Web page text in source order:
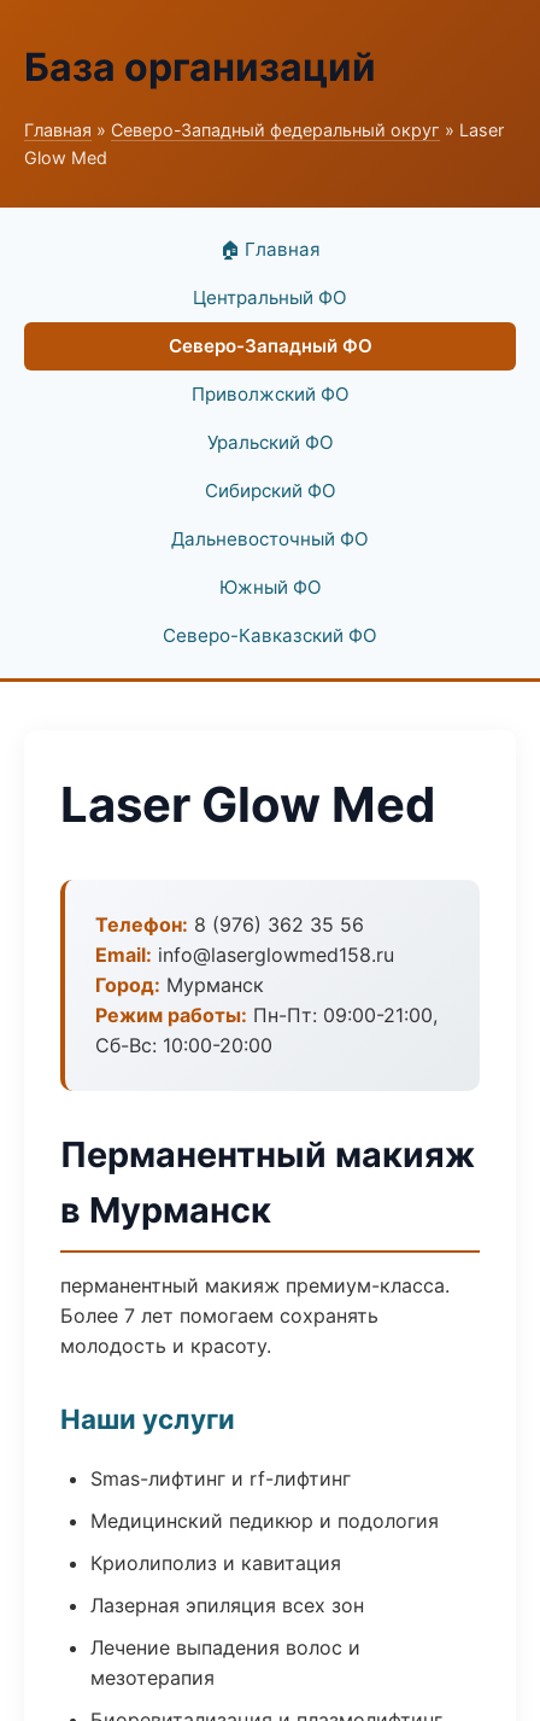
База организаций
Главная » Северо-Западный федеральный округ » Laser
Glow Med
🏠 Главная
Центральный ФО
Северо-Западный ФО
Приволжский ФО
Уральский ФО
Сибирский ФО
Дальневосточный ФО
Южный ФО
Северо-Кавказский ФО
Laser Glow Med
Телефон: 8 (976) 362 35 56
Email: info@laserglowmed158.ru
Город: Мурманск
Режим работы: Пн-Пт: 09:00-21:00,
Сб-Вс: 10:00-20:00
Перманентный макияж
в Мурманск
перманентный макияж премиум-класса.
Более 7 лет помогаем сохранять
молодость и красоту.
Наши услуги
Smas-лифтинг и rf-лифтинг
Медицинский педикюр и подология
Криолиполиз и кавитация
Лазерная эпиляция всех зон
Лечение выпадения волос и
мезотерапия